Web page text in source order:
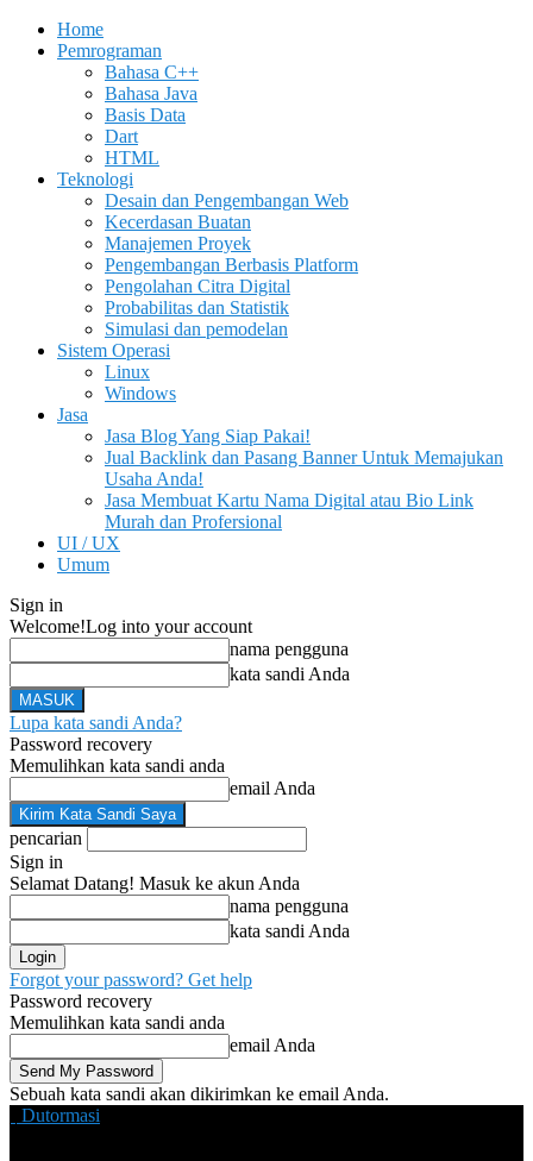
Home
Pemrograman
Bahasa C++
Bahasa Java
Basis Data
Dart
HTML
Teknologi
Desain dan Pengembangan Web
Kecerdasan Buatan
Manajemen Proyek
Pengembangan Berbasis Platform
Pengolahan Citra Digital
Probabilitas dan Statistik
Simulasi dan pemodelan
Sistem Operasi
Linux
Windows
Jasa
Jasa Blog Yang Siap Pakai!
Jual Backlink dan Pasang Banner Untuk Memajukan
Usaha Anda!
Jasa Membuat Kartu Nama Digital atau Bio Link
Murah dan Profersional
UI / UX
Umum
Sign in
Welcome!Log into your account
nama pengguna
kata sandi Anda
Lupa kata sandi Anda?
Password recovery
Memulihkan kata sandi anda
email Anda
pencarian
Sign in
Selamat Datang! Masuk ke akun Anda
nama pengguna
kata sandi Anda
Forgot your password? Get help
Password recovery
Memulihkan kata sandi anda
email Anda
Sebuah kata sandi akan dikirimkan ke email Anda.
Dutormasi